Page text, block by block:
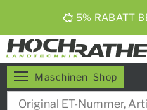
Maschinen Shop